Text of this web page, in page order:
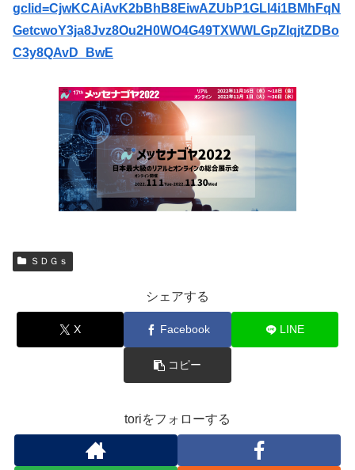
gclid=CjwKCAiAvK2bBhB8EiwAZUbP1GLl4i1BMhFqN
GetcwoY3ja8Jvz8Ou2H0WO4G49TXWWLGpZIqjtZDBo
C3y8QAvD_BwE
ＳＤＧｓ
シェアする
X Facebook LINE
コピー
toriをフォローする